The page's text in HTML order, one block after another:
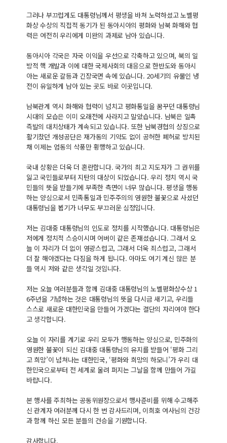
그러나 부끄럽게도 대통령님께서 평생을 바쳐 노력하셨고 노벨평
화상 수상의 직접적 동기가 된 동아시아의 평화와 남북 화해와 협
력은 여전히 우리에게 미완의 과제로 남아 있습니다.
동아시아 각국은 자국 이익을 우선으로 각축하고 있으며, 북의 일
방적 핵 개발과 이에 대한 국제사회의 대응으로 한반도와 동아시
아는 새로운 갈등과 긴장국면 속에 있습니다. 20세기의 유물인 냉
전이 유일하게 남아 있는 곳도 바로 이곳입니다.
남북관계 역시 화해와 협력이 넘치고 평화통일을 꿈꾸던 대통령님
시대의 모습은 이미 오래전에 사라지고 말았습니다. 남북은 일촉
즉발의 대치상태가 계속되고 있습니다. 또한 남북경협의 상징으로
활기찼던 개성공단은 재가동의 기약도 없이 공허한 폐허로 방치된
채 이제는 엄동의 삭풍만 횡행하고 있습니다.
국내 상황은 더욱 더 혼란합니다. 국가의 최고 지도자가 그 권위를
잃고 국민들로부터 지탄의 대상이 되었습니다. 우리 정치 역시 국
민들의 뜻을 받들기에 부족한 측면이 너무 많습니다. 평생을 행동
하는 양심으로서 민족통일과 민주주의의 영원한 불꽃으로 사셨던
대통령님을 뵙기가 너무도 부끄러운 심정입니다.
저는 김대중 대통령님의 인도로 정치를 시작했습니다. 대통령님은
저에게 정치적 스승이시며 어버이 같은 존재셨습니다. 그래서 오
늘 이 자리가 더 없이 영광스럽고, 그래서 더욱 죄스럽고, 그래서
더 잘 해야겠다는 다짐을 하게 됩니다. 아마도 여기 계신 많은 분
들 역시 저와 같은 생각일 것입니다.
저는 오늘 여러분들과 함께 김대중 대통령님의 노벨평화상수상 1
6주년을 기념하는 것은 대통령님의 뜻을 다시금 새기고, 우리들
스스로 새로운 대한민국을 만들어 가겠다는 결단의 자리여야 한다
고 생각합니다.
오늘 이 자리를 계기로 우리 모두가 행동하는 양심으로, 민주화의
영원한 불꽃이 되신 김대중 대통령님의 유지를 받들어 ‘평화 그리
고 희망’이 넘쳐나는 대한민국, ‘평화와 희망의 하모니’가 우리 대
한민국으로부터 전 세계로 울려 퍼지는 그날을 함께 만들어 가길
바랍니다.
본 행사를 주최하는 공동위원장으로서 행사준비를 위해 수고해주
신 관계자 여러분께 다시 한 번 감사드리며, 이희호 여사님의 건강
과 함께 하신 모든 분들의 건승을 기원합니다.
감사합니다.